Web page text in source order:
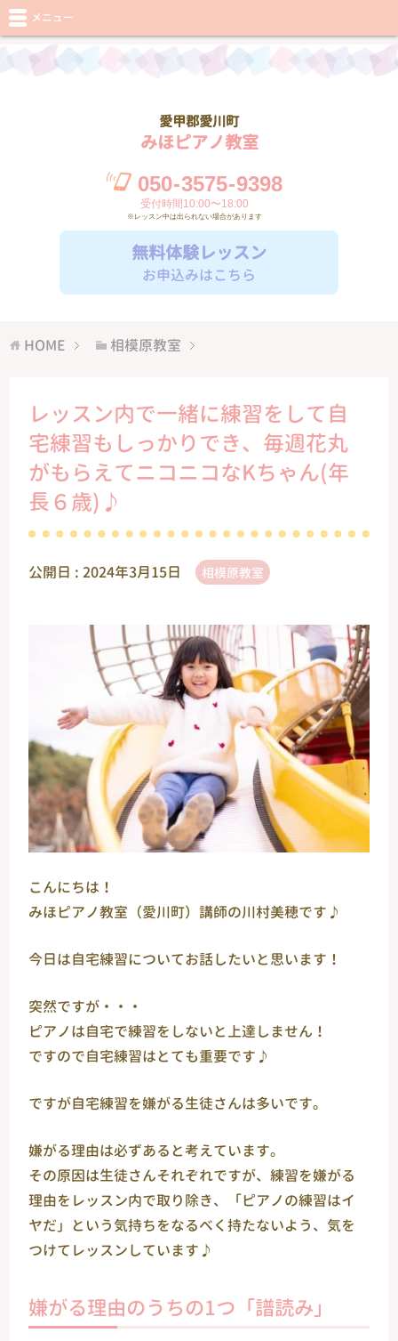
愛甲郡愛川町
みほピアノ教室
050-3575-9398
受付時間10:00〜18:00
※レッスン中は出られない場合があります
無料体験レッスン
お申込みはこちら
メニュー
HOME 相模原教室
レッスン内で一緒に練習をして自
宅練習もしっかりでき、毎週花丸
がもらえてニコニコなKちゃん(年
長６歳)♪
公開日 :2024年3月15日 相模原教室
こんにちは！
みほピアノ教室（愛川町）講師の川村美穂です♪
今日は自宅練習についてお話したいと思います！
突然ですが・・・
ピアノは自宅で練習をしないと上達しません！
ですので自宅練習はとても重要です♪
ですが自宅練習を嫌がる生徒さんは多いです。
嫌がる理由は必ずあると考えています。
その原因は生徒さんそれぞれですが、練習を嫌がる
理由をレッスン内で取り除き、「ピアノの練習はイ
ヤだ」という気持ちをなるべく持たないよう、気を
つけてレッスンしています♪
嫌がる理由のうちの1つ「譜読み」